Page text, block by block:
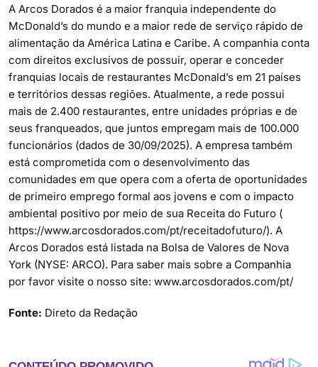
A Arcos Dorados é a maior franquia independente do
McDonald’s do mundo e a maior rede de serviço rápido de
alimentação da América Latina e Caribe. A companhia conta
com direitos exclusivos de possuir, operar e conceder
franquias locais de restaurantes McDonald’s em 21 países
e territórios dessas regiões. Atualmente, a rede possui
mais de 2.400 restaurantes, entre unidades próprias e de
seus franqueados, que juntos empregam mais de 100.000
funcionários (dados de 30/09/2025). A empresa também
está comprometida com o desenvolvimento das
comunidades em que opera com a oferta de oportunidades
de primeiro emprego formal aos jovens e com o impacto
ambiental positivo por meio de sua Receita do Futuro (
https://www.arcosdorados.com/pt/receitadofuturo/). A
Arcos Dorados está listada na Bolsa de Valores de Nova
York (NYSE: ARCO). Para saber mais sobre a Companhia
por favor visite o nosso site: www.arcosdorados.com/pt/
Fonte: Direto da Redação